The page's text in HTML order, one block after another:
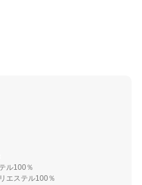
ル100％
エステル100％